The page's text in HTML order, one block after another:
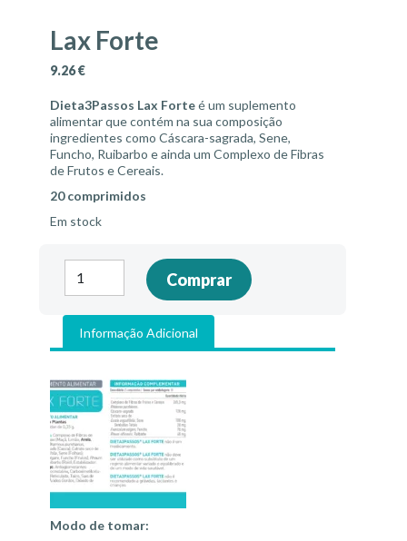
Lax Forte
9.26€
Dieta3Passos Lax Forteé um suplemento
alimentar que contém na sua composição
ingredientes como Cáscara-sagrada, Sene,
Funcho, Ruibarbo e ainda um Complexo de Fibras
de Frutos e Cereais.
20 comprimidos
Em stock
Lax
Forte
Comprar
Informação Adicional
Modo de tomar: